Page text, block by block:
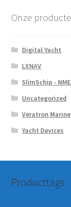
Onze
Digital Yacht
LXNAV
SlimSchip -
Uncategorized
Veratron Marine
Yacht Devices
Producttags